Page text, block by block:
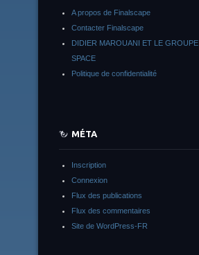
A propos de Finalscape
Contacter Finalscape
DIDIER MAROUANI ET LE GROUPE
SPACE
Politique de confidentialité
MÉTA
Inscription
Connexion
Flux des publications
Flux des commentaires
Site de WordPress-FR